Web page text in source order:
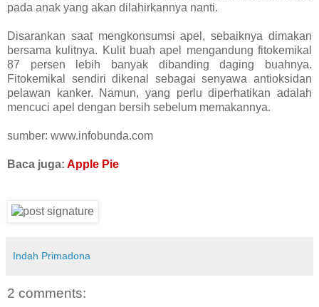
pada anak yang akan dilahirkannya nanti.
Disarankan saat mengkonsumsi apel, sebaiknya dimakan
bersama kulitnya. Kulit buah apel mengandung fitokemikal
87 persen lebih banyak dibanding daging buahnya.
Fitokemikal sendiri dikenal sebagai senyawa antioksidan
pelawan kanker. Namun, yang perlu diperhatikan adalah
mencuci apel dengan bersih sebelum memakannya.
sumber: www.infobunda.com
Baca juga: Apple Pie
Indah Primadona
2 comments: